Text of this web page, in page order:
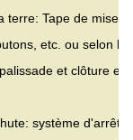
terre: Tape de mise
etc. ou selon
et clôture
système d'arrêt